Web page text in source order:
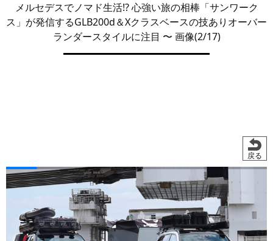
メルセデスでノマド生活!? 心強い旅の相棒「サンワーク
ス」が発信するGLB200d＆Xクラスベースの技ありオーバー
ランダースタイルに注目 〜 画像(2/17)
戻る